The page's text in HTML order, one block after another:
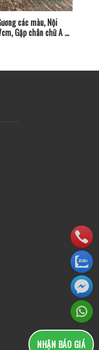
các màu, Nội
Gập chân chữ A –
NHẬN BÁO GIÁ